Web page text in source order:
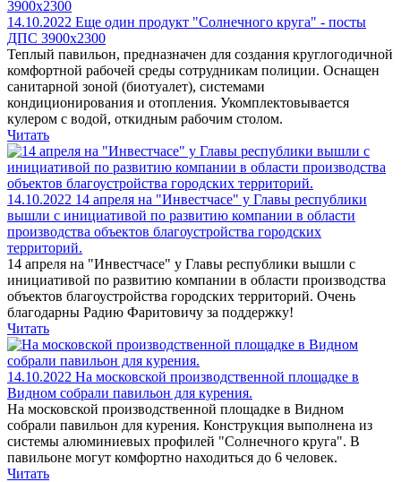
14.10.2022 Еще один продукт "Солнечного круга" - посты
ДПС 3900х2300
Теплый павильон, предназначен для создания круглогодичной
комфортной рабочей среды сотрудникам полиции. Оснащен
санитарной зоной (биотуалет), системами
кондиционирования и отопления. Укомплектовывается
кулером с водой, откидным рабочим столом.
Читать
14.10.2022 14 апреля на "Инвестчасе" у Главы республики
вышли с инициативой по развитию компании в области
производства объектов благоустройства городских
территорий.
14 апреля на "Инвестчасе" у Главы республики вышли с
инициативой по развитию компании в области производства
объектов благоустройства городских территорий. Очень
благодарны Радию Фаритовичу за поддержку!
Читать
14.10.2022 На московской производственной площадке в
Видном собрали павильон для курения.
На московской производственной площадке в Видном
собрали павильон для курения. Конструкция выполнена из
системы алюминиевых профилей "Солнечного круга". В
павильоне могут комфортно находиться до 6 человек.
Читать